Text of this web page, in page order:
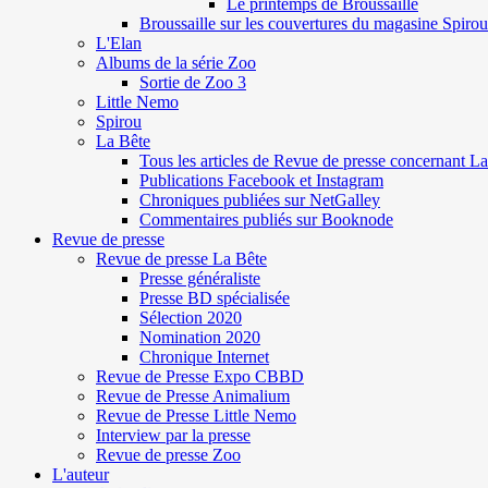
Broussaille sur les couvertures du magasine Spirou
L'Elan
Albums de la série Zoo
Sortie de Zoo 3
Little Nemo
Spirou
La Bête
Tous les articles de Revue de presse concernant
Publications Facebook et Instagram
Chroniques publiées sur NetGalley
Commentaires publiés sur Booknode
Revue de presse
Revue de presse La Bête
Presse généraliste
Presse BD spécialisée
Sélection 2020
Nomination 2020
Chronique Internet
Revue de Presse Expo CBBD
Revue de Presse Animalium
Revue de Presse Little Nemo
Interview par la presse
Revue de presse Zoo
L'auteur